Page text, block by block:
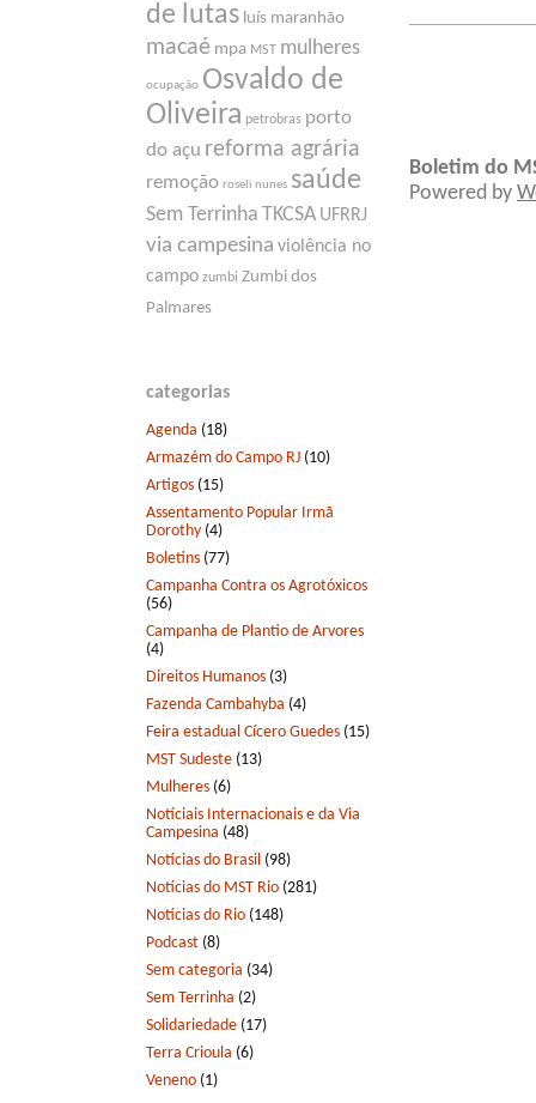
de lutas luís maranhão
macaé mpa MST mulheres
ocupação Osvaldo de
Oliveira petrobras porto
do açu reforma agrária
remoção roseli nunes saúde
Sem Terrinha TKCSA UFRRJ
via campesina violência no
campo zumbi Zumbi dos
Palmares
categorias
Agenda (18)
Armazém do Campo RJ (10)
Artigos (15)
Assentamento Popular Irmã
Dorothy (4)
Boletins (77)
Campanha Contra os Agrotóxicos
(56)
Campanha de Plantio de Arvores
(4)
Direitos Humanos (3)
Fazenda Cambahyba (4)
Feira estadual Cícero Guedes (15)
MST Sudeste (13)
Mulheres (6)
Notíciais Internacionais e da Via
Campesina (48)
Notícias do Brasil (98)
Notícias do MST Rio (281)
Notícias do Rio (148)
Podcast (8)
Sem categoria (34)
Sem Terrinha (2)
Solidariedade (17)
Terra Crioula (6)
Veneno (1)
Boletim do
Powered by